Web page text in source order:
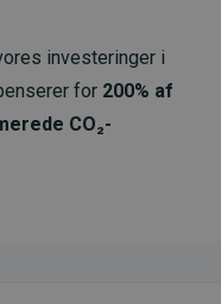
investeringer i
for 200% af
CO₂-